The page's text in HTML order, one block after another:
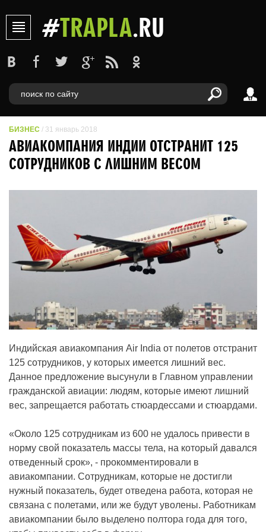
#TRAPLA.RU
БИЗНЕС / 31 январь 2018
АВИАКОМПАНИЯ ИНДИИ ОТСТРАНИТ 125
СОТРУДНИКОВ С ЛИШНИМ ВЕСОМ
Индийская авиакомпания Air India от полетов отстранит
125 сотрудников, у которых имеется лишний вес.
Данное предложение высунули в Главном управлении
гражданской авиации: людям, которые имеют лишний
вес, запрещается работать стюардессами и стюардами.
«Около 125 сотрудникам из 600 не удалось привести в
норму свой показатель массы тела, на который давался
отведенный срок», - прокомментировали в
авиакомпании. Сотрудникам, которые не достигли
нужный показатель, будет отведена работа, которая не
связана с полетами, или же будут уволены. Работникам
авиакомпании было выделено полтора года для того,